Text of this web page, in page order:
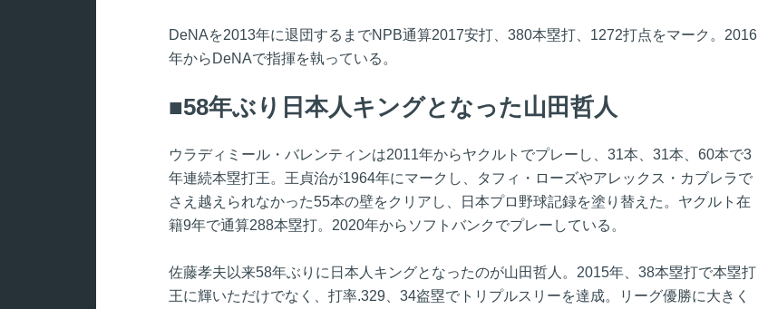
DeNAを2013年に退団するまでNPB通算2017安打、380本塁打、1272打点をマーク。2016
年からDeNAで指揮を執っている。
58年ぶり日本人キングとなった山田哲人
ウラディミール・バレンティンは2011年からヤクルトでプレーし、31本、31本、60本で3
年連続本塁打王。王貞治が1964年にマークし、タフィ・ローズやアレックス・カブレラで
さえ越えられなかった55本の壁をクリアし、日本プロ野球記録を塗り替えた。ヤクルト在
籍9年で通算288本塁打。2020年からソフトバンクでプレーしている。
佐藤孝夫以来58年ぶりに日本人キングとなったのが山田哲人。2015年、38本塁打で本塁打
王に輝いただけでなく、打率.329、34盗塁でトリプルスリーを達成。リーグ優勝に大きく